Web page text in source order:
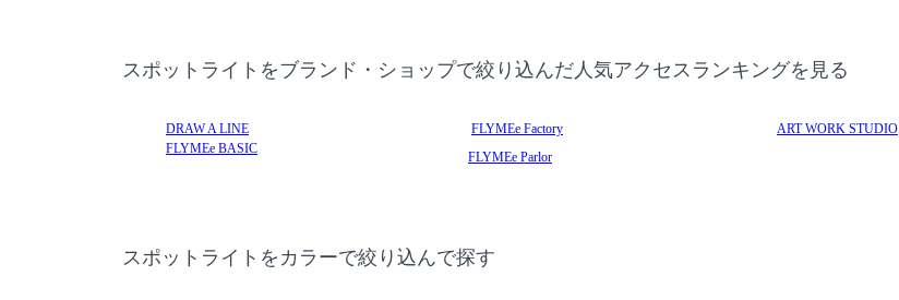
スポットライトをブランド・ショップで絞り込んだ人気アクセスランキングを見る
DRAW A LINE FLYMEe Factory
ART WORK STUDIO
FLYMEe BASIC
FLYMEe Parlor
スポットライトをカラーで絞り込んで探す